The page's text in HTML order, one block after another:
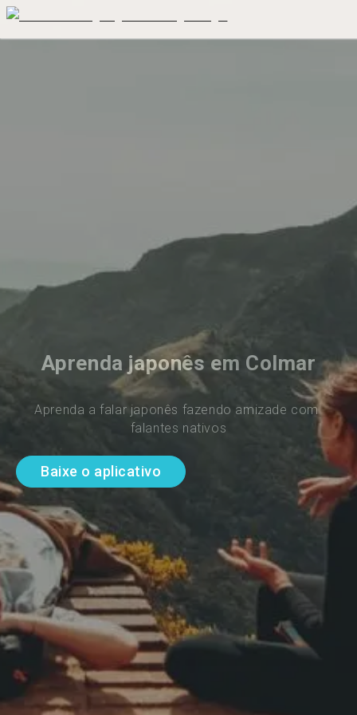
Aprenda japonês em Colmar
Aprenda a falar japonês fazendo amizade com
falantes nativos
Baixe o aplicativo